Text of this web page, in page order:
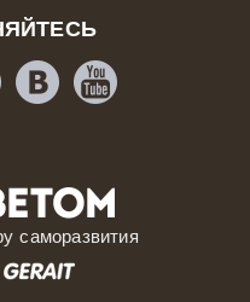
саморазвития